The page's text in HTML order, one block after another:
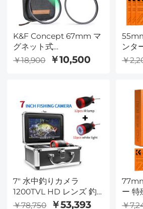
K&F Concept 67mm マ
グネット式
ND1000+CPLフィルタ
ット防水傷防止反射防止
フィルターポーチ付き
￥18,900 ￥10,500
ンタ
ャッ
ソニ
カメ
￥
7" 水中釣りカメラ
1200TVL HD レンズ 釣
りカメラ 15m ケーブル
￥78,750 ￥53,393
ー 特
真空
￥